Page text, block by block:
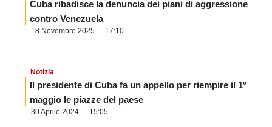
Cuba ribadisce la denuncia dei piani di aggressione
contro Venezuela
18 Novembre 2025 17:10
Notizia
Il presidente di Cuba fa un appello per riempire il 1°
maggio le piazze del paese
30 Aprile 2024 15:05